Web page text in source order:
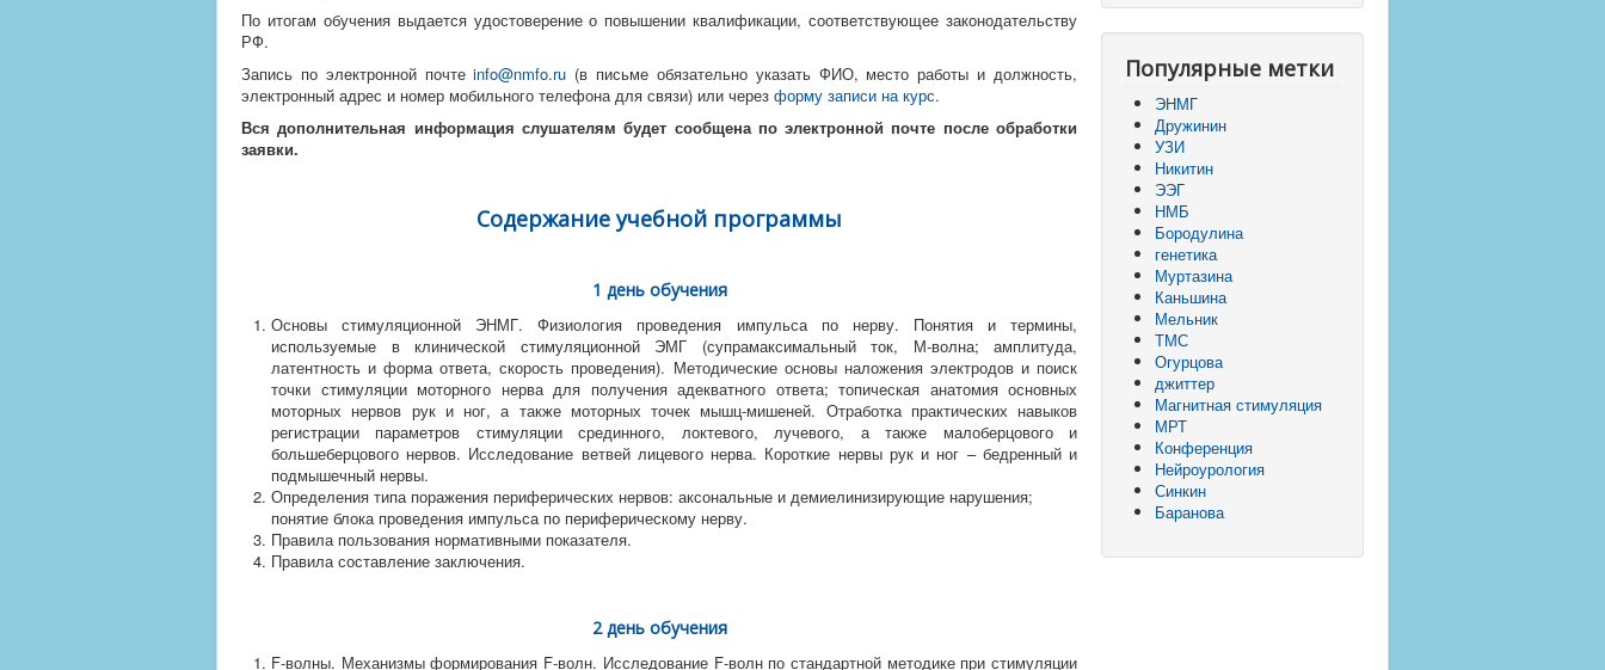
По итогам обучения выдается удостоверение о повышении квалификации, соответствующее законодательству
РФ.
Запись по электронной почтеinfo@nmfo.ru (в письме обязательно указать ФИО, место работы и должность,
электронный адрес и номер мобильного телефона для связи) или через форму записи на курс.
Вся дополнительная информация слушателям будет сообщена по электронной почте после обработки
заявки.
Содержание учебной программы
1 день обучения
Основы стимуляционной ЭНМГ. Физиология проведения импульса по нерву. Понятия и термины,
используемые в клинической стимуляционной ЭМГ (супрамаксимальный ток, М-волна; амплитуда,
латентность и форма ответа, скорость проведения). Методические основы наложения электродов и поиск
точки стимуляции моторного нерва для получения адекватного ответа; топическая анатомия основных
моторных нервов рук и ног, а также моторных точек мышц-мишеней. Отработка практических навыков
регистрации параметров стимуляции срединного, локтевого, лучевого, а также малоберцового и
большеберцового нервов. Исследование ветвей лицевого нерва. Короткие нервы рук и ног – бедренный и
подмышечный нервы.
Определения типа поражения периферических нервов: аксональные и демиелинизирующие нарушения;
понятие блока проведения импульса по периферическому нерву.
Правила пользования нормативными показателя.
Правила составление заключения.
2 день обучения
F-волны. Механизмы формирования F-волн. Исследование F-волн по стандартной методике при стимуляции
Популярные метки
ЭНМГ
Дружинин
УЗИ
Никитин
ЭЭГ
НМБ
Бородулина
генетика
Муртазина
Каньшина
Мельник
ТМС
Огурцова
джиттер
Магнитная стимуляция
МРТ
Конференция
Нейроурология
Синкин
Баранова